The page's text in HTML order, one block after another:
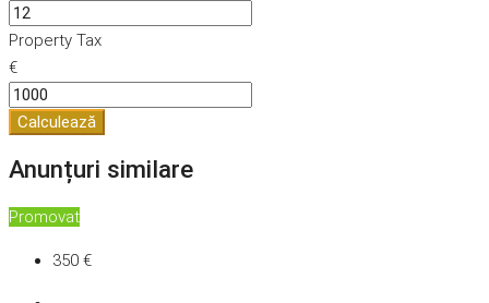
Property Tax
€
Calculează
Anunțuri similare
Promovat
350 €